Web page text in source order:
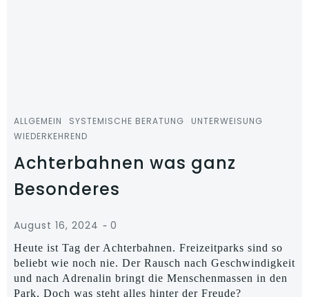
ALLGEMEIN SYSTEMISCHE BERATUNG
UNTERWEISUNG
WIEDERKEHREND
Achterbahnen was ganz
Besonderes
August 16, 2024 - 0
Heute ist Tag der Achterbahnen. Freizeitparks sind so
beliebt wie noch nie. Der Rausch nach Geschwindigkeit
und nach Adrenalin bringt die Menschenmassen in den
Park. Doch was steht alles hinter der Freude?